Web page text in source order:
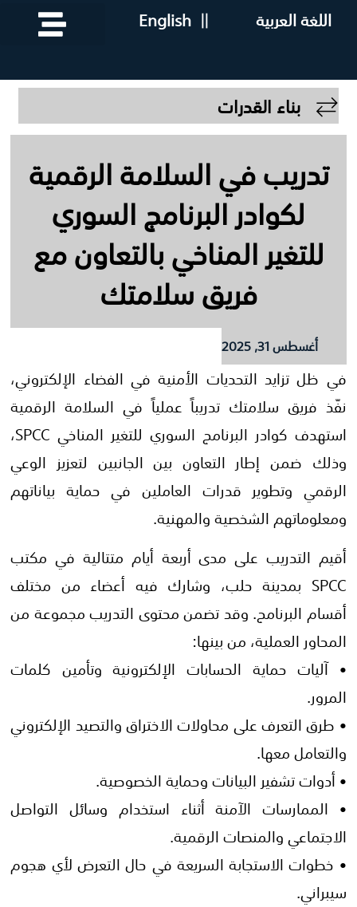
English || اللغة العربية
بناء القدرات
تدريب في السلامة الرقمية
لكوادر البرنامج السوري
للتغير المناخي بالتعاون مع
فريق سلامتك
أغسطس 31, 2025
في ظل تزايد التحديات الأمنية في الفضاء الإلكتروني،
نفّذ فريق سلامتك تدريباً عملياً في السلامة الرقمية
استهدف كوادر البرنامج السوري للتغير المناخي SPCC،
وذلك ضمن إطار التعاون بين الجانبين لتعزيز الوعي
الرقمي وتطوير قدرات العاملين في حماية بياناتهم
ومعلوماتهم الشخصية والمهنية.
أقيم التدريب على مدى أربعة أيام متتالية في مكتب
SPCC بمدينة حلب، وشارك فيه أعضاء من مختلف
أقسام البرنامج. وقد تضمن محتوى التدريب مجموعة من
المحاور العملية، من بينها:
• آليات حماية الحسابات الإلكترونية وتأمين كلمات
المرور.
• طرق التعرف على محاولات الاختراق والتصيد الإلكتروني
والتعامل معها.
• أدوات تشفير البيانات وحماية الخصوصية.
• الممارسات الآمنة أثناء استخدام وسائل التواصل
الاجتماعي والمنصات الرقمية.
• خطوات الاستجابة السريعة في حال التعرض لأي هجوم
سيبراني.